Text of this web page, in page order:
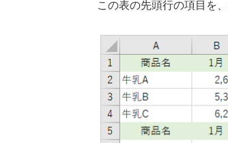
この表の先頭行の項目を